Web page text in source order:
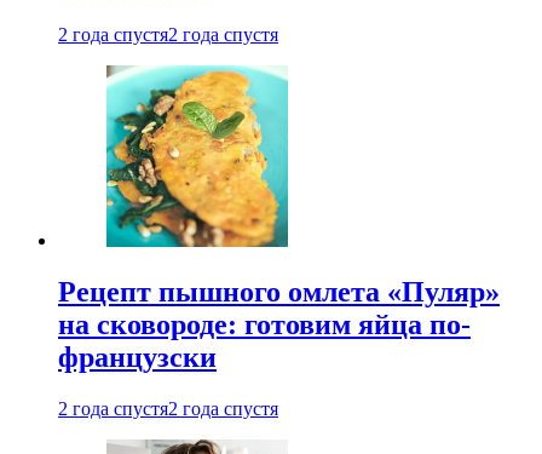
2 года спустя2 года спустя
Рецепт пышного омлета «Пуляр»
на сковороде: готовим яйца по-
французски
2 года спустя2 года спустя